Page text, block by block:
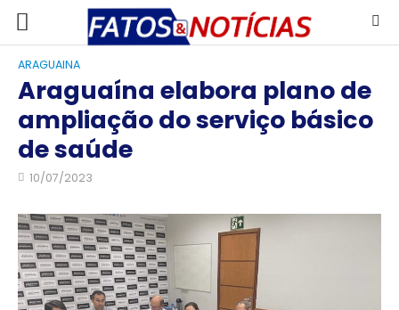
ARAGUAINA
Araguaína elabora plano de
ampliação do serviço básico
de saúde
10/07/2023